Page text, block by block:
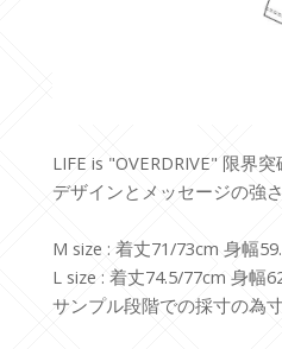
LIFE is "OVERDRIVE" 限界
デザインとメッセージの強
M size : 着丈71/73cm 身幅
L size : 着丈74.5/77cm 身幅
サンプル段階での採寸の為